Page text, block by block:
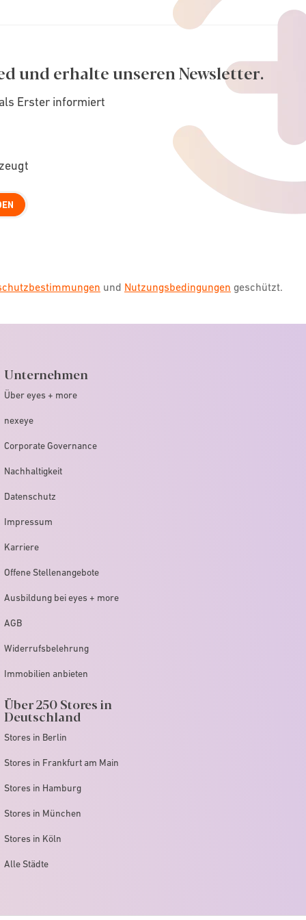
und erhalte unseren Newsletter.
Erster informiert
und Nutzungsbedingungen geschützt.
Unternehmen
Über eyes + more
nexeye
Corporate Governance
Nachhaltigkeit
Datenschutz
Impressum
Karriere
Offene Stellenangebote
Ausbildung bei eyes + more
AGB
Widerrufsbelehrung
Immobilien anbieten
Über 250 Stores in
Deutschland
Stores in Berlin
Stores in Frankfurt am Main
Stores in Hamburg
Stores in München
Stores in Köln
Alle Städte